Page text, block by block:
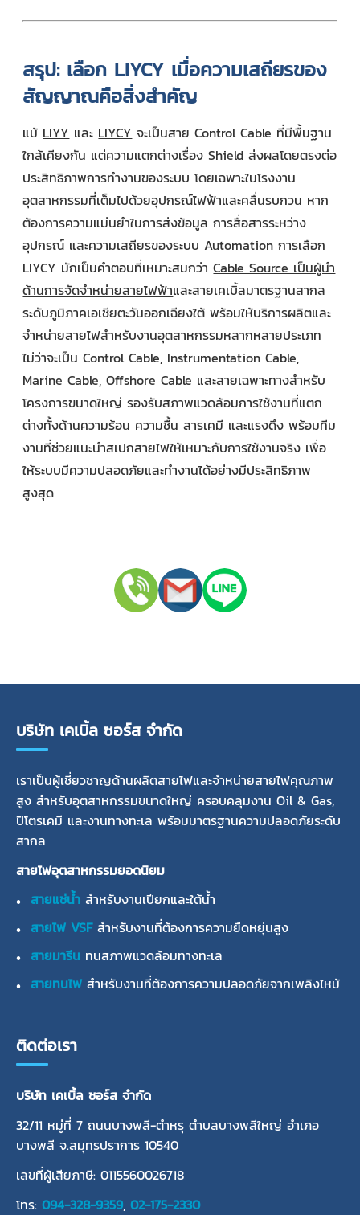
สรุป: เลือก LIYCY เมื่อความเสถียรของ
สัญญาณคือสิ่งสำคัญ
แม้ LIYY และ LIYCY จะเป็นสาย Control Cable ที่มีพื้นฐาน
ใกล้เคียงกัน แต่ความแตกต่างเรื่อง Shield ส่งผลโดยตรงต่อ
ประสิทธิภาพการทำงานของระบบ โดยเฉพาะในโรงงาน
อุตสาหกรรมที่เต็มไปด้วยอุปกรณ์ไฟฟ้าและคลื่นรบกวน หาก
ต้องการความแม่นยำในการส่งข้อมูล การสื่อสารระหว่าง
อุปกรณ์ และความเสถียรของระบบ Automation การเลือก
LIYCY มักเป็นคำตอบที่เหมาะสมกว่าCable Source เป็นผู้นำ
ด้านการจัดจำหน่ายสายไฟฟ้าและสายเคเบิ้ลมาตรฐานสากล
ระดับภูมิภาคเอเชียตะวันออกเฉียงใต้ พร้อมให้บริการผลิตและ
จำหน่ายสายไฟสำหรับงานอุตสาหกรรมหลากหลายประเภท
ไม่ว่าจะเป็น Control Cable, Instrumentation Cable,
Marine Cable, Offshore Cable และสายเฉพาะทางสำหรับ
โครงการขนาดใหญ่ รองรับสภาพแวดล้อมการใช้งานที่แตก
ต่างทั้งด้านความร้อน ความชื้น สารเคมี และแรงดึง พร้อมทีม
งานที่ช่วยแนะนำสเปกสายไฟให้เหมาะกับการใช้งานจริง เพื่อ
ให้ระบบมีความปลอดภัยและทำงานได้อย่างมีประสิทธิภาพ
สูงสุด
บริษัท เคเบิ้ล ซอร์ส จำกัด
เราเป็นผู้เชี่ยวชาญด้านผลิตสายไฟและจำหน่ายสายไฟคุณภาพ
สูง สำหรับอุตสาหกรรมขนาดใหญ่ ครอบคลุมงาน Oil & Gas,
ปิโตรเคมี และงานทางทะเล พร้อมมาตรฐานความปลอดภัยระดับ
สากล
สายไฟอุตสาหกรรมยอดนิยม
สายแช่น้ำ สำหรับงานเปียกและใต้น้ำ
สายไฟ VSF สำหรับงานที่ต้องการความยืดหยุ่นสูง
สายมารีน ทนสภาพแวดล้อมทางทะเล
สายทนไฟ สำหรับงานที่ต้องการความปลอดภัยจากเพลิงไหม้
ติดต่อเรา
บริษัท เคเบิ้ล ซอร์ส จำกัด
32/11 หมู่ที่ 7 ถนนบางพลี-ตำหรุ ตำบลบางพลีใหญ่ อำเภอ
บางพลี จ.สมุทรปราการ 10540
เลขที่ผู้เสียภาษี: 0115560026718
โทร: 094-328-9359, 02-175-2330